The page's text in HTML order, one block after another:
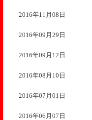
2016年11月08日
2016年09月29日
2016年09月12日
2016年08月10日
2016年07月01日
2016年06月07日